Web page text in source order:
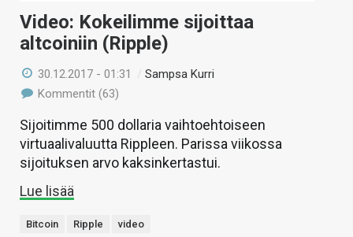
Video: Kokeilimme sijoittaa
altcoiniin (Ripple)
30.12.2017 - 01:31 /Sampsa Kurri
Kommentit (63)
Sijoitimme 500 dollaria vaihtoehtoiseen
virtuaalivaluutta Rippleen. Parissa viikossa
sijoituksen arvo kaksinkertastui.
Lue lisää
Bitcoin Ripple video